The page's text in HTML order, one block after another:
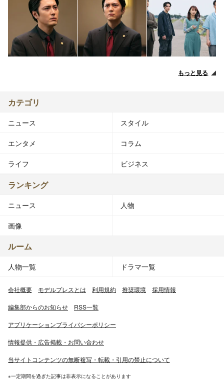
もっと見る
カテゴリ
ニュース スタイル
エンタメ コラム
ライフ ビジネス
ランキング
ニュース 人物
画像
ルーム
人物一覧 ドラマ一覧
会社概要 モデルプレスとは 利用規約 推奨環境 採用情報
編集部からのお知らせ RSS一覧
アプリケーションプライバシーポリシー
情報提供・広告掲載・お問い合わせ
当サイトコンテンツの無断複写・転載・引用の禁止について
※一定期間を過ぎた記事は非表示になることがあります